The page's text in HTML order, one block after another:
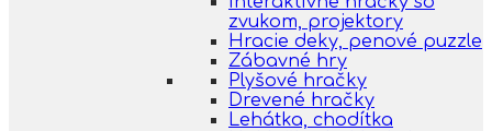
zvukom, projektory
Hracie deky, penové puzzle
Zábavné hry
Plyšové hračky
Drevené hračky
Lehátka, chodítka